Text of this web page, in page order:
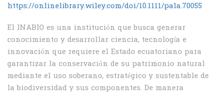
https://onlinelibrary.wiley.com/doi/10.1111/pala.70055
El INABIO es una institución que busca generar
conocimiento y desarrollar ciencia, tecnología e
innovación que requiere el Estado ecuatoriano para
garantizar la conservación de su patrimonio natural
mediante el uso soberano, estratégico y sustentable de
la biodiversidad y sus componentes. De manera